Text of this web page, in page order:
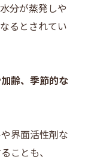
分が蒸発しや
るとされてい
齢、季節的な
界面活性剤な
ことも、